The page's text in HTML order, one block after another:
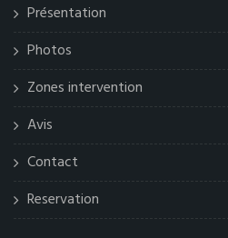
Présentation
Photos
Zones intervention
Avis
Contact
Reservation